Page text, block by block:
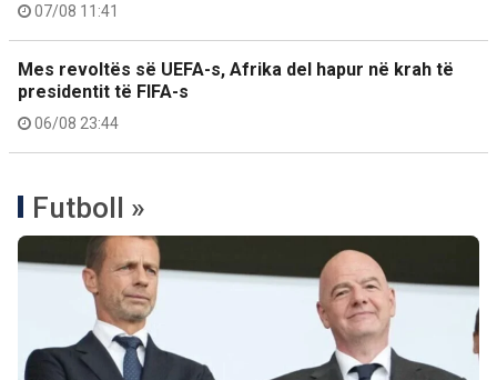
07/08 11:41
Mes revoltës së UEFA-s, Afrika del hapur në krah të
presidentit të FIFA-s
06/08 23:44
Futboll »